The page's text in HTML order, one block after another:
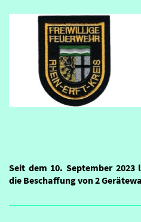
Seit dem 10. September
die Beschaffung von 2